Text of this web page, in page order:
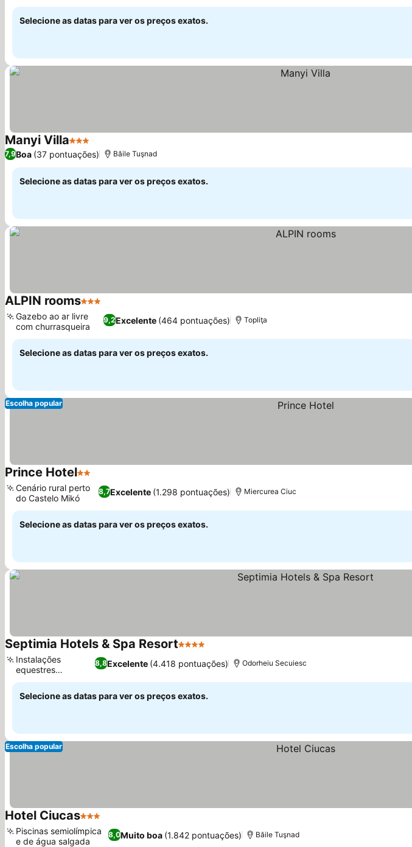
Selecione as datas para ver os preços exatos.
Manyi Villa3 Estrelas
7,9Boa (37 pontuações) Băile Tuşnad
Selecione as datas para ver os preços exatos.
ALPIN rooms3 Estrelas
9,2Excelente (464 pontuações)
Gazebo ao ar livre
com churrasqueira
Topliţa
Selecione as datas para ver os preços exatos.
Escolha popular
Prince Hotel2 Estrelas
8,7Excelente (1.298 pontuações)
Cenário rural perto
do Castelo Mikó
Miercurea Ciuc
Selecione as datas para ver os preços exatos.
Septimia Hotels & Spa Resort4 Estrelas
8,8Excelente (4.418 pontuações)
Instalações
equestres
disponíveis
Odorheiu Secuiesc
Selecione as datas para ver os preços exatos.
Escolha popular
Hotel Ciucas3 Estrelas
8,0Muito boa (1.842 pontuações)
Piscinas semiolímpica
e de água salgada
Băile Tuşnad